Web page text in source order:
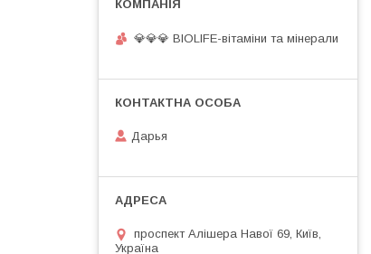
💎💎💎 BIOLIFE-вітаміни та мінерали
Дарья
проспект Алішера Навої 69, Київ,
Україна